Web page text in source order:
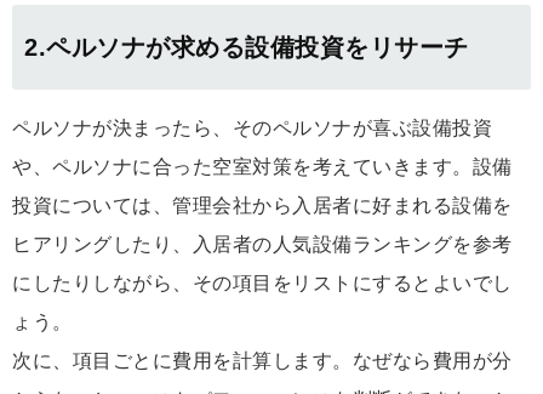
2.ペルソナが求める設備投資をリサーチ
ペルソナが決まったら、そのペルソナが喜ぶ設備投資
や、ペルソナに合った空室対策を考えていきます。設備
投資については、管理会社から入居者に好まれる設備を
ヒアリングしたり、入居者の人気設備ランキングを参考
にしたりしながら、その項目をリストにするとよいでし
ょう。
次に、項目ごとに費用を計算します。なぜなら費用が分